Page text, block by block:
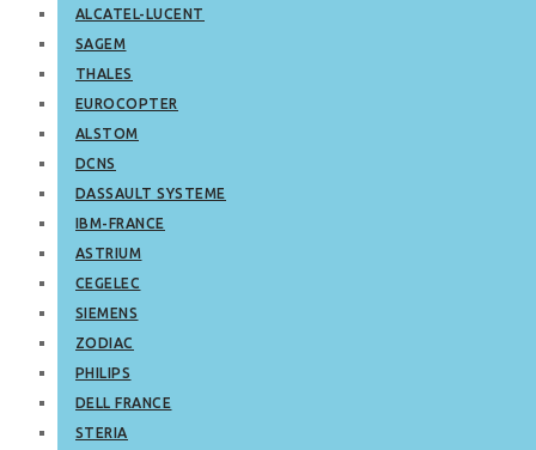
ALCATEL-LUCENT
SAGEM
THALES
EUROCOPTER
ALSTOM
DCNS
DASSAULT SYSTEME
IBM-FRANCE
ASTRIUM
CEGELEC
SIEMENS
ZODIAC
PHILIPS
DELL FRANCE
STERIA